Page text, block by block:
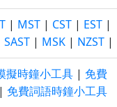
| MST | CST | EST |
SAST | MSK | NZST |
擬時鐘小工具 | 免費
| 免費詞語時鐘小工具